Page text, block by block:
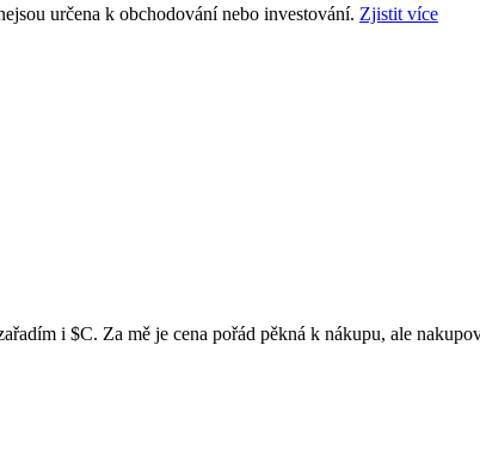
určena k obchodování nebo investování. Zjistit více
i $C. Za mě je cena pořád pěkná k nákupu, ale